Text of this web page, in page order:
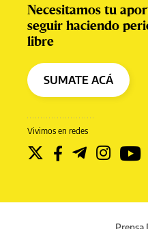
Vivimos en redes
Necesitamos tu
seguir haciendo
libre
SUMATE ACÁ